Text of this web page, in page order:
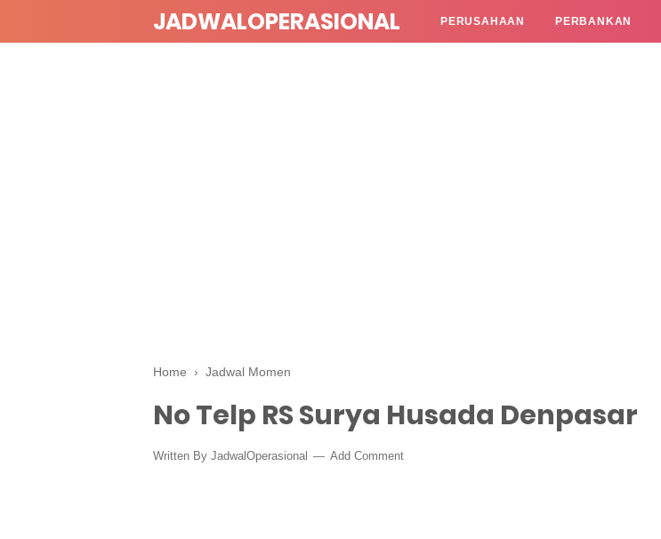
JADWALOPERASIONAL PERUSAHAAN PERBANKAN
Home › Jadwal Momen
No Telp RS Surya Husada Denpasar
Written By JadwalOperasional Add Comment